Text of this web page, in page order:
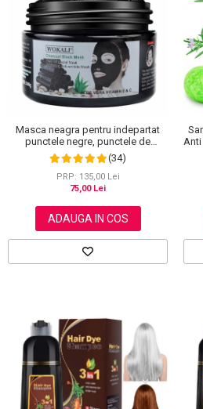
Masca neagra pentru indepartat
punctele negre, punctele de
grasime, efect anti-rid, Wokali cu
carbune activ, 300 g
(34)
PRP: 135,00 Lei
75,00 Lei
ADAUGA IN COS
Anti
cu